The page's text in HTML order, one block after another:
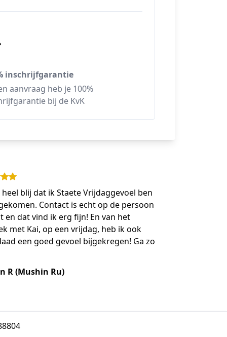
inschrijfgarantie
aanvraag heb je 100%
bij de KvK
blij dat ik Staete Vrijdaggevoel ben
Contact is echt op de persoon
en dat vind ik erg fijn! En van het
met Kai, op een vrijdag, heb ik ook
een goed gevoel bijgekregen! Ga zo
R (Mushin Ru)